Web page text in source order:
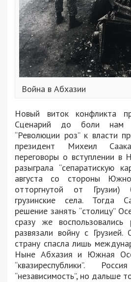
Война в Абхазии
Новый виток конфликта
Сценарий до боли нам
“Революции роз” к власти
президент Михеил
переговоры о вступлении в
разыграла “сепаратискую
августа со стороны
отторгнутой от Грузии)
грузинские села. Тогда
решение занять “столицу”
сразу же воспользовались
развязали войну с
страну спасла лишь
Ныне Абхазия и Южная
“квазиреспублики”.
“независимость”, но дальше